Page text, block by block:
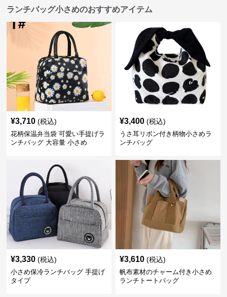
ランチバッグ小さめのおすすめアイテム
¥3,710 (税込)
花柄保温弁当袋 可愛い手提げラ
ンチバッグ 大容量 小さめ
¥3,400 (税込)
うさ耳リボン付き柄物小さめラ
ンチバッグ
¥3,330 (税込)
小さめ保冷ランチバッグ 手提げ
タイプ
¥3,610 (税込)
帆布素材のチャーム付き小さめ
ランチトートバッグ